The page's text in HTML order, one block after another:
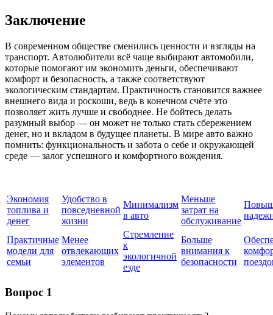
Заключение
В современном обществе сменились ценности и взгляды на
транспорт. Автолюбители всё чаще выбирают автомобили,
которые помогают им экономить деньги, обеспечивают
комфорт и безопасность, а также соответствуют
экологическим стандартам. Практичность становится важнее
внешнего вида и роскоши, ведь в конечном счёте это
позволяет жить лучше и свободнее. Не бойтесь делать
разумный выбор — он может не только стать сбережением
денег, но и вкладом в будущее планеты. В мире авто важно
помнить: функциональность и забота о себе и окружающей
среде — залог успешного и комфортного вождения.
Экономия
топлива и
денег
Удобство в
повседневной
жизни
Минимализм
в авто
Меньше
затрат на
обслуживание
Практичные
модели для
семьи
Менее
отвлекающих
элементов
Стремление
к
экологичной
езде
Больше
внимания к
безопасности
Вопрос 1